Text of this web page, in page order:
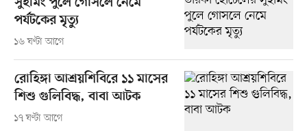
পর্যটকের মৃত্যু
১৬ ঘণ্টা আগে
রোহিঙ্গা আশ্রয়শিবিরে ১১ মাসের
শিশু গুলিবিদ্ধ, বাবা আটক
১৭ ঘণ্টা আগে